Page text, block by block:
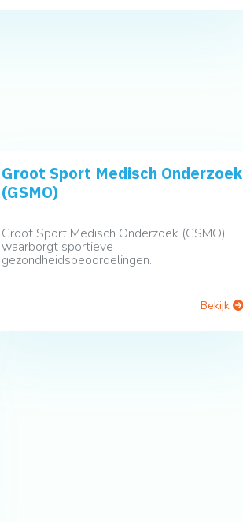
Groot Sport Medisch Onderzoek
(GSMO)
Groot Sport Medisch Onderzoek (GSMO)
waarborgt sportieve
gezondheidsbeoordelingen.
Bekijk